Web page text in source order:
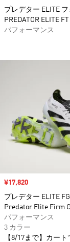
セール価格
¥17,820
プレデター ELITE
Predator Elite Firm
パフォーマンス
3 カラー
【8/17まで】カート
プレデター ELITE
PREDATOR ELITE
パフォーマンス